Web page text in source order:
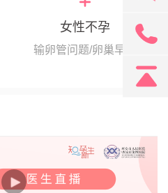
女性不孕
输卵管问题/卵巢早衰